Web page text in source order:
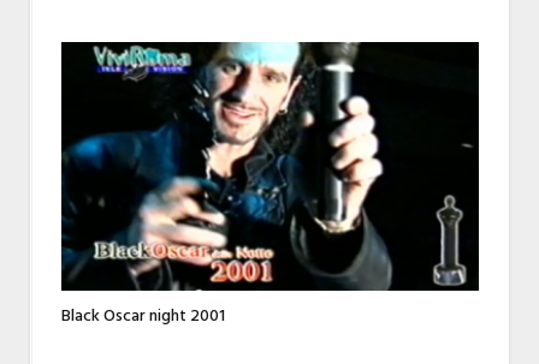
Black Oscar night 2001